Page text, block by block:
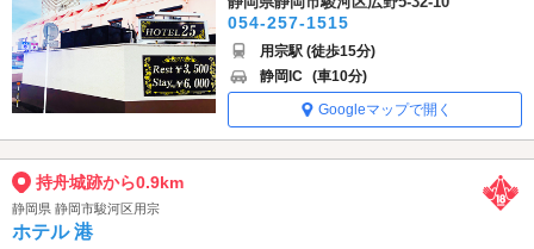
054-257-1515
用宗駅 (徒歩15分)
静岡IC (車10分)
Googleマップで開く
持舟城跡から0.9km
静岡県 静岡市駿河区用宗
ホテル 港